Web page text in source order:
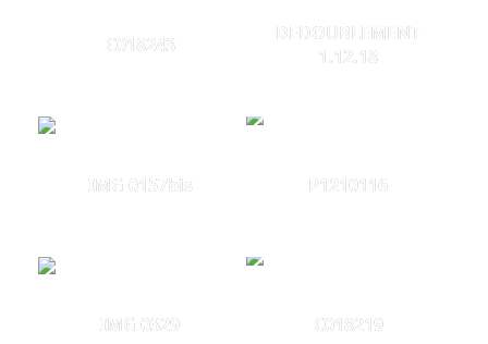
C018243
DEDOUBLEMENT
1.12.18
IMG 0157bis P1210116
IMG 0329 C018219